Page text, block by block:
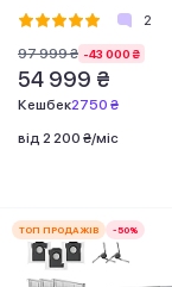
Complete Black
2
97 999 ₴ -43 000 ₴
54 999 ₴
Кешбек2750 ₴
від 2 200 ₴/міс
ТОП ПРОДАЖІВ -50%